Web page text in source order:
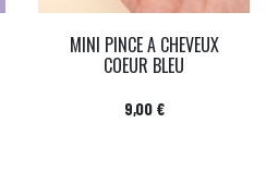
MINI PINCE A CHEVEUX
COEUR BLEU
Prix
9,00 €